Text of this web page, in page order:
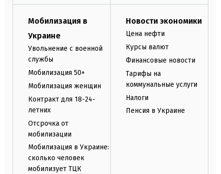
Мобилизация в
Украине
Увольнение с военной
службы
Мобилизация 50+
Мобилизация женщин
Контракт для 18-24-
летних
Отсрочка от
мобилизации
Мобилизация в Украине:
сколько человек
мобилизует ТЦК
Новости экономики
Цена нефти
Курсы валют
Финансовые новости
Тарифы на
коммунальные услуги
Налоги
Пенсия в Украине